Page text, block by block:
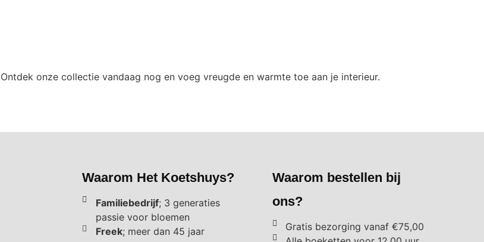
onze collectie vandaag nog en voeg vreugde en warmte toe aan je interieur.
Waarom Het Koetshuys?
Familiebedrijf; 3 generaties
passie voor bloemen
Freek; meer dan 45 jaar
Waarom bestellen bij
ons?
Gratis bezorging vanaf €75,00